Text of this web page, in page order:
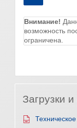
Внимание!
возможность
ограничена.
Загрузки